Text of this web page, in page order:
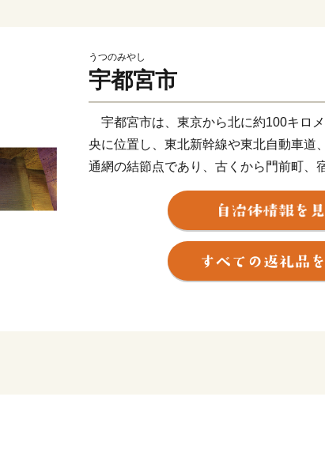
うつのみやし
宇都宮市
宇都宮市は、東京から北に約100キロ
央に位置し、東北新幹線や東北自動車道
通網の結節点であり、古くから門前町、
え、栃木県の政治・経済の中心都市とし
これからも成長し続けるために、全国
りに取り組んでおり、子育てにやさしい
を愛するまち、カクテルのまち、プロス
ち、農業王国うつのみやなどを掲げ、様